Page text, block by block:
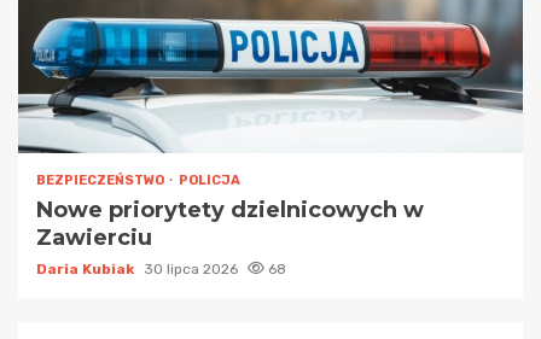
BEZPIECZEŃSTWO POLICJA
Nowe priorytety dzielnicowych w
Zawierciu
Daria Kubiak 30 lipca 2026 68